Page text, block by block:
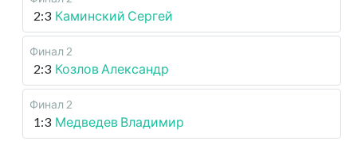
2:3 Каминский Сергей
Финал 2
2:3 Козлов Александр
Финал 2
1:3 Медведев Владимир